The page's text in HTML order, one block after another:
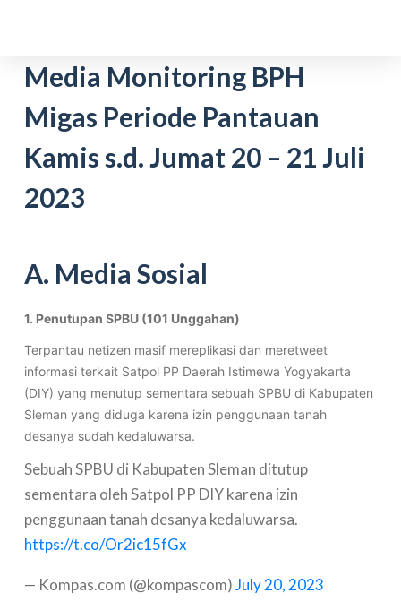
p
o
n
Media Monitoring BPH
Migas Periode Pantauan
Kamis s.d. Jumat 20 – 21 Juli
2023
A. Media Sosial
1. Penutupan SPBU (101 Unggahan)
Terpantau netizen masif mereplikasi dan meretweet
informasi terkait Satpol PP Daerah Istimewa Yogyakarta
(DIY) yang menutup sementara sebuah SPBU di Kabupaten
Sleman yang diduga karena izin penggunaan tanah
desanya sudah kedaluwarsa.
Sebuah SPBU di Kabupaten Sleman ditutup
sementara oleh Satpol PP DIY karena izin
penggunaan tanah desanya kedaluwarsa.
https://t.co/Or2ic15fGx
— Kompas.com (@kompascom)July 20, 2023